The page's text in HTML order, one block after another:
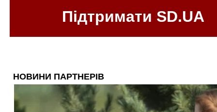
Підтримати SD.UA